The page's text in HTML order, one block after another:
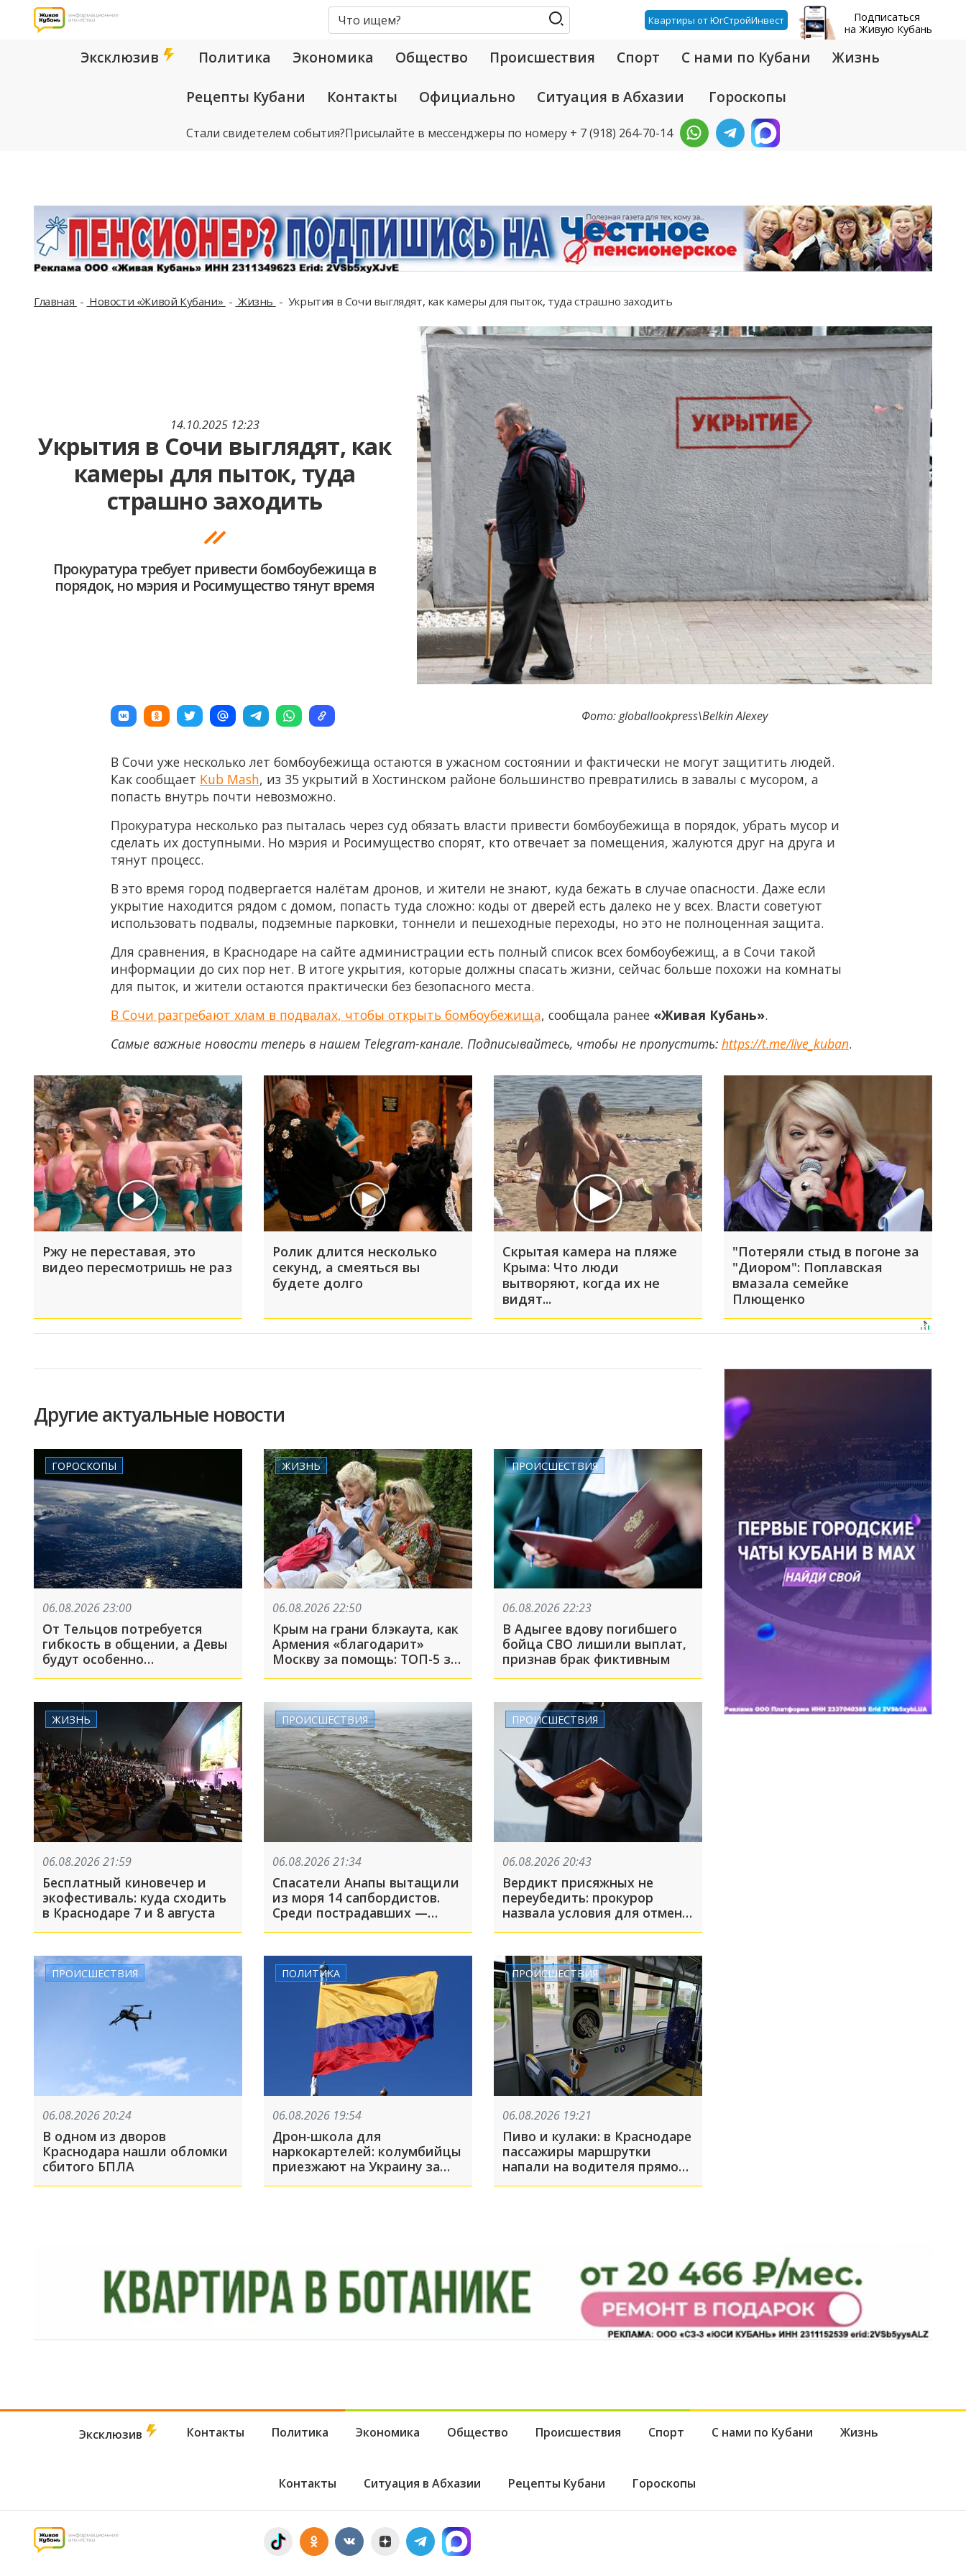
Квартиры от ЮгСтройИнвест
Подписаться
на Живую Кубань
Эксклюзив Политика Экономика Общество Происшествия Спорт С нами по Кубани Жизнь
Рецепты Кубани Контакты Официально Ситуация в Абхазии Гороскопы
Стали свидетелем события?Присылайте в мессенджеры по номеру + 7 (918) 264-70-14
Главная Новости «Живой Кубани» Жизнь Укрытия в Сочи выглядят, как камеры для пыток, туда страшно заходить
14.10.2025 12:23
Укрытия в Сочи выглядят, как
камеры для пыток, туда
страшно заходить
Прокуратура требует привести бомбоубежища в
порядок, но мэрия и Росимущество тянут время
Фото: globallookpress\Belkin Alexey
В Сочи уже несколько лет бомбоубежища остаются в ужасном состоянии и фактически не могут защитить людей.
Как сообщает Kub Mash, из 35 укрытий в Хостинском районе большинство превратились в завалы с мусором, а
попасть внутрь почти невозможно.
Прокуратура несколько раз пыталась через суд обязать власти привести бомбоубежища в порядок, убрать мусор и
сделать их доступными. Но мэрия и Росимущество спорят, кто отвечает за помещения, жалуются друг на друга и
тянут процесс.
В это время город подвергается налётам дронов, и жители не знают, куда бежать в случае опасности. Даже если
укрытие находится рядом с домом, попасть туда сложно: коды от дверей есть далеко не у всех. Власти советуют
использовать подвалы, подземные парковки, тоннели и пешеходные переходы, но это не полноценная защита.
Для сравнения, в Краснодаре на сайте администрации есть полный список всех бомбоубежищ, а в Сочи такой
информации до сих пор нет. В итоге укрытия, которые должны спасать жизни, сейчас больше похожи на комнаты
для пыток, и жители остаются практически без безопасного места.
В Сочи разгребают хлам в подвалах, чтобы открыть бомбоубежища, сообщала ранее «Живая Кубань».
Самые важные новости теперь в нашем Telegram-канале. Подписывайтесь, чтобы не пропустить: https://t.me/live_kuban.
Ржу не переставая, это
видео пересмотришь не раз
Ролик длится несколько
секунд, а смеяться вы
будете долго
Скрытая камера на пляже
Крыма: Что люди
вытворяют, когда их не
видят...
"Потеряли стыд в погоне за
"Диором": Поплавская
вмазала семейке
Плющенко
Другие актуальные новости
ГОРОСКОПЫ
06.08.2026 23:00
От Тельцов потребуется
гибкость в общении, а Девы
будут особенно
обаятельными
ЖИЗНЬ
06.08.2026 22:50
Крым на грани блэкаута, как
Армения «благодарит»
Москву за помощь: ТОП-5 за
6 августа
ПРОИСШЕСТВИЯ
06.08.2026 22:23
В Адыгее вдову погибшего
бойца СВО лишили выплат,
признав брак фиктивным
ЖИЗНЬ
06.08.2026 21:59
Бесплатный киновечер и
экофестиваль: куда сходить
в Краснодаре 7 и 8 августа
ПРОИСШЕСТВИЯ
06.08.2026 21:34
Спасатели Анапы вытащили
из моря 14 сапбордистов.
Среди пострадавших —
целая группа детей
ПРОИСШЕСТВИЯ
06.08.2026 20:43
Вердикт присяжных не
переубедить: прокурор
назвала условия для отмены
приговора убийцам
ПРОИСШЕСТВИЯ
06.08.2026 20:24
В одном из дворов
Краснодара нашли обломки
сбитого БПЛА
ПОЛИТИКА
06.08.2026 19:54
Дрон-школа для
наркокартелей: колумбийцы
приезжают на Украину за
опытом управления БПЛА
ПРОИСШЕСТВИЯ
06.08.2026 19:21
Пиво и кулаки: в Краснодаре
пассажиры маршрутки
напали на водителя прямо
во время движения
Эксклюзив Контакты Политика Экономика Общество Происшествия Спорт С нами по Кубани Жизнь
Контакты Ситуация в Абхазии Рецепты Кубани Гороскопы